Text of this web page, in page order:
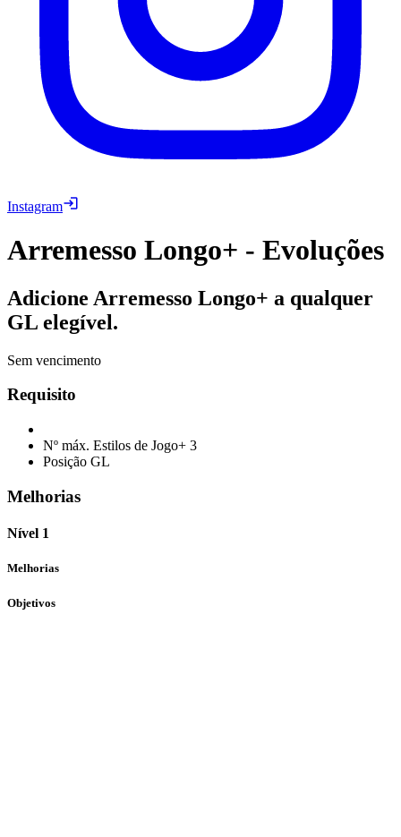
Instagram
Arremesso Longo+ - Evoluções
Adicione Arremesso Longo+ a qualquer
GL elegível.
Sem vencimento
Requisito
Nº máx. Estilos de Jogo+ 3
Posição GL
Melhorias
Nível 1
Melhorias
Objetivos